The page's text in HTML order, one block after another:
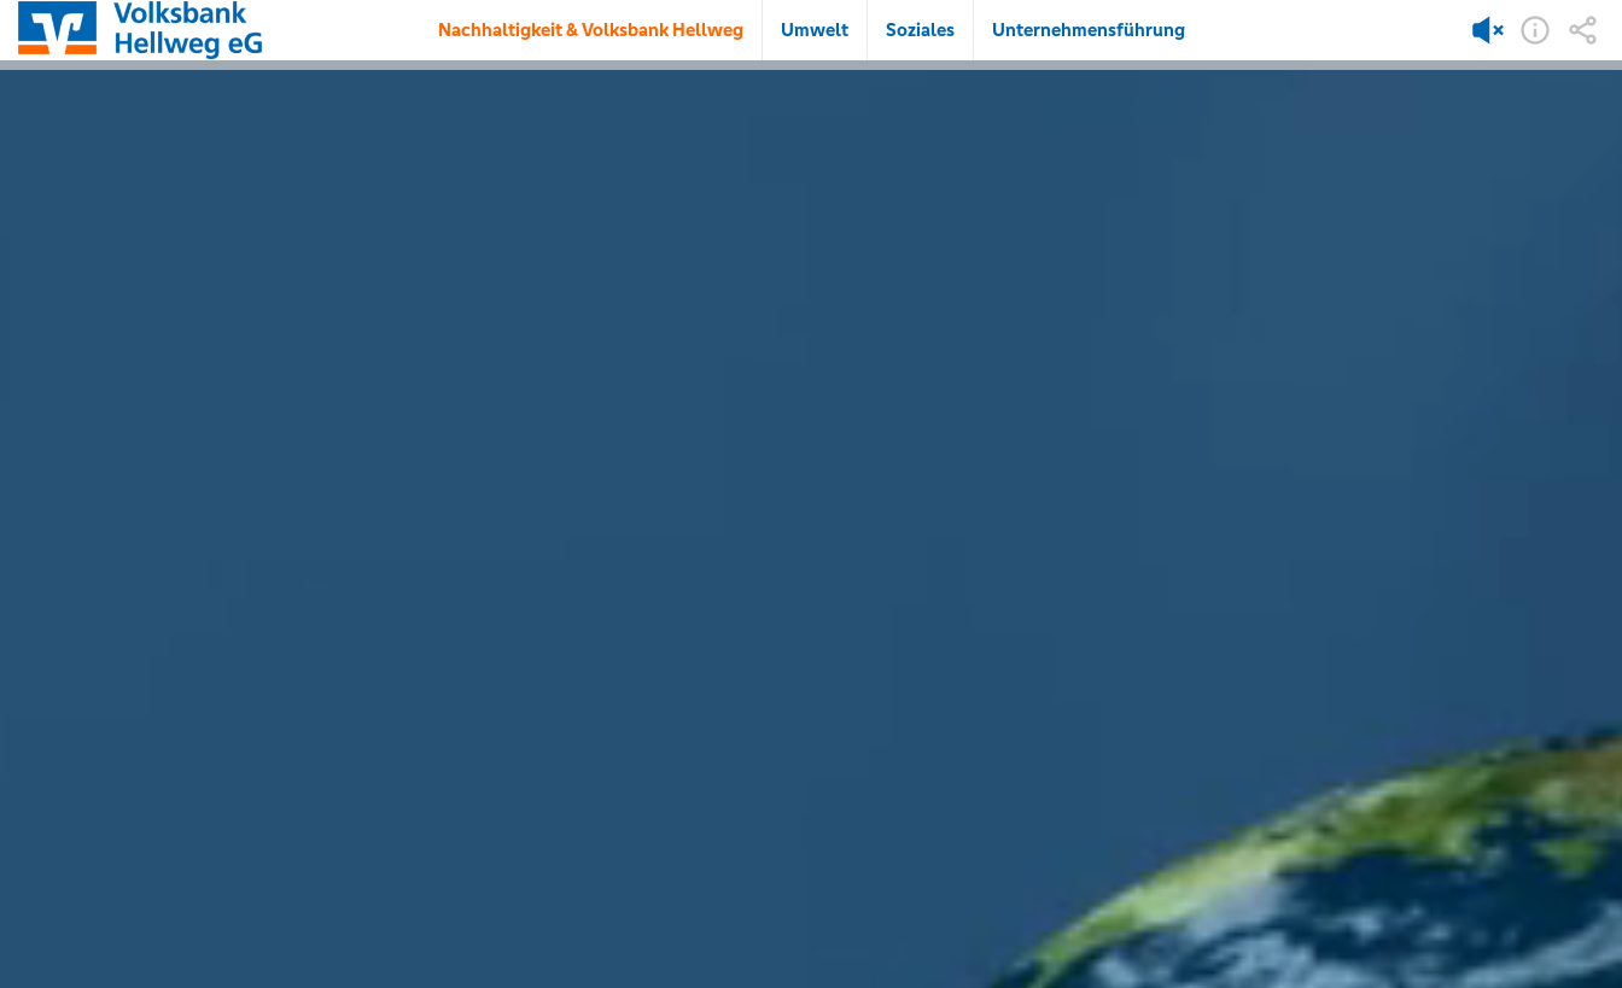
Nachhaltigkeit & Volksbank Hellweg Umwelt Soziales Unternehmensführung